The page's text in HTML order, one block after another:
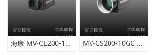
海康 MV-CE200-10UM/C USB3.0面阵相机 支持自定义ROI和水平镜像 MV-CS200-10GC 2000万像素网口面阵相机，IMX183，二代基础版，彩色